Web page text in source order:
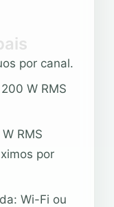
por canal.
W RMS
RMS
por
Wi-Fi ou